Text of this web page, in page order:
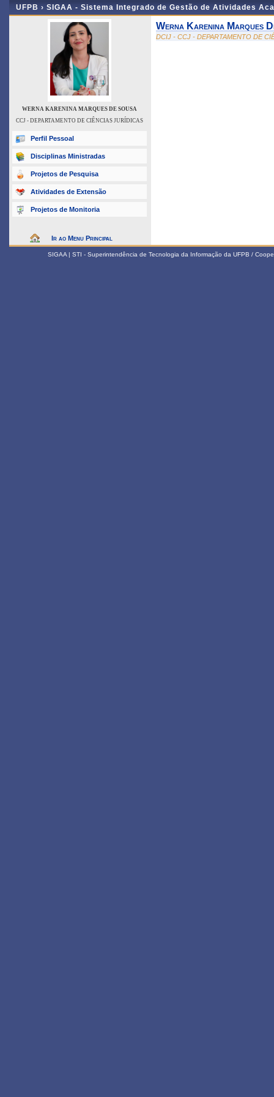
UFPB › SIGAA - Sistema Integrado de Gestão de Atividades
WERNA KARENINA MARQUES DE SOUSA
CCJ - DEPARTAMENTO DE CIÊNCIAS JURÍDICAS
Perfil Pessoal
Disciplinas Ministradas
Projetos de Pesquisa
Atividades de Extensão
Projetos de Monitoria
Ir ao Menu Principal
Werna Karenina Marques
DCIJ - CCJ - DEPARTAMENTO DE
SIGAA | STI - Superintendência de Tecnologia da Informação da UFPB /